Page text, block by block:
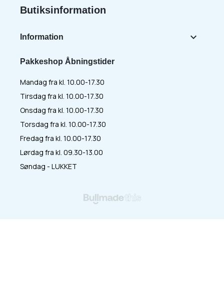
Pakkeshop Åbningstider
Mandag fra kl. 10.00-17.30
Tirsdag fra kl. 10.00-17.30
Onsdag fra kl. 10.00-17.30
Torsdag fra kl. 10.00-17.30
Fredag fra kl. 10.00-17.30
Lørdag fra kl. 09.30-13.00
Søndag - LUKKET
Butiksinformation
Information 